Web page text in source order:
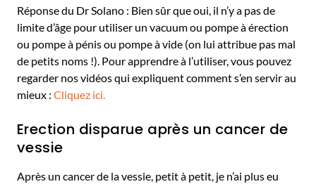
Réponse du Dr Solano : Bien sûr que oui, il n’y a pas de
limite d’âge pour utiliser un vacuum ou pompe à érection
ou pompe à pénis ou pompe à vide (on lui attribue pas mal
de petits noms !). Pour apprendre à l’utiliser, vous pouvez
regarder nos vidéos qui expliquent comment s’en servir au
mieux : Cliquez ici.
Erection disparue après un cancer de
vessie
Après un cancer de la vessie, petit à petit, je n’ai plus eu